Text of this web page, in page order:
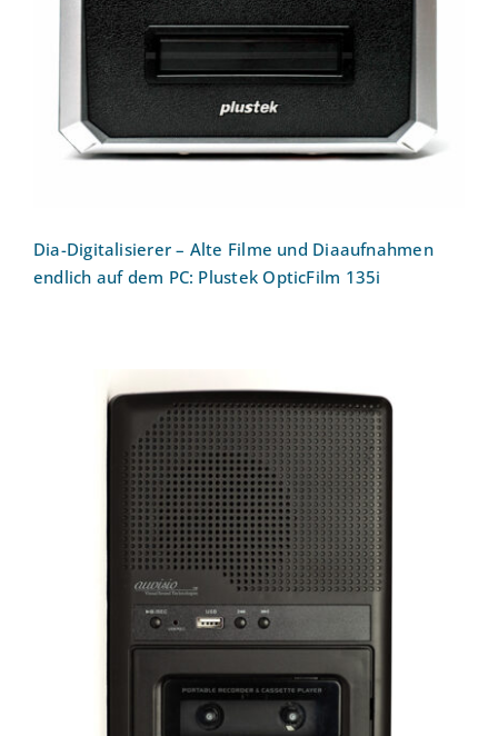
Dia-Digitalisierer – Alte Filme und
Diaaufnahmen endlich auf dem PC:
Plustek OpticFilm 135i
Dia-Digitalisierer – Alte Filme und Diaaufnahmen
endlich auf dem PC: Plustek OpticFilm 135i
Kassettenspieler & USB-Digitalisierer –
mobiler